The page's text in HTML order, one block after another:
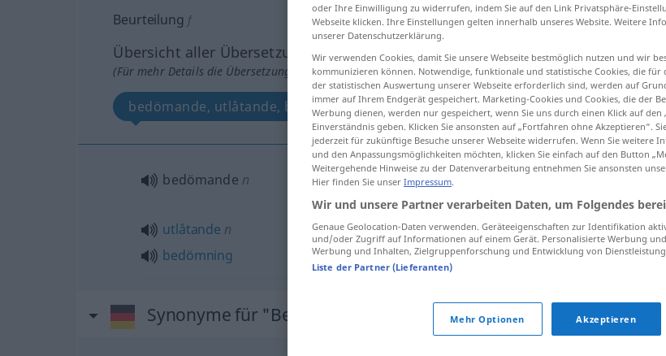
Beurteilung f
Übersicht aller Übersetzungen
(Für mehr Details die Übersetzung anklicken/antippen)
bedömande, utlåtande, bedömning
bedömande n Beurteilung
utlåtande n
bedömning
Beurteilung
Synonyme für "Beurteilung"
oder Ihre Einwilligung zu widerrufen, indem Sie auf den Link Privatsphäre-
Webseite klicken. Ihre Einstellungen gelten innerhalb unseres Website. Weitere
unserer Datenschutzerklärung.
Wir verwenden Cookies, damit Sie unsere Webseite bestmöglich nutzen und wir
kommunizieren können. Notwendige, funktionale und statistische Cookies, die für
der statistischen Auswertung unserer Webseite erforderlich sind, werden auf
immer auf Ihrem Endgerät gespeichert. Marketing-Cookies und Cookies, die der
Werbung dienen, werden nur gespeichert, wenn Sie uns durch einen Klick auf
Einverständnis geben. Klicken Sie ansonsten auf „Fortfahren ohne Akzeptieren“.
jederzeit für zukünftige Besuche unserer Webseite widerrufen. Wenn Sie weitere
und den Anpassungsmöglichkeiten möchten, klicken Sie einfach auf den Button
Weitergehende Hinweise zu der Datenverarbeitung entnehmen Sie ansonsten
Hier finden Sie unser Impressum.
Wir und unsere Partner verarbeiten Daten, um Folgendes
Genaue Geolocation-Daten verwenden. Geräteeigenschaften zur Identifikation
und/oder Zugriff auf Informationen auf einem Gerät. Personalisierte Werbung
Werbung und Inhalten, Zielgruppenforschung und Entwicklung von
Liste der Partner (Lieferanten)
Mehr Optionen Akzeptieren